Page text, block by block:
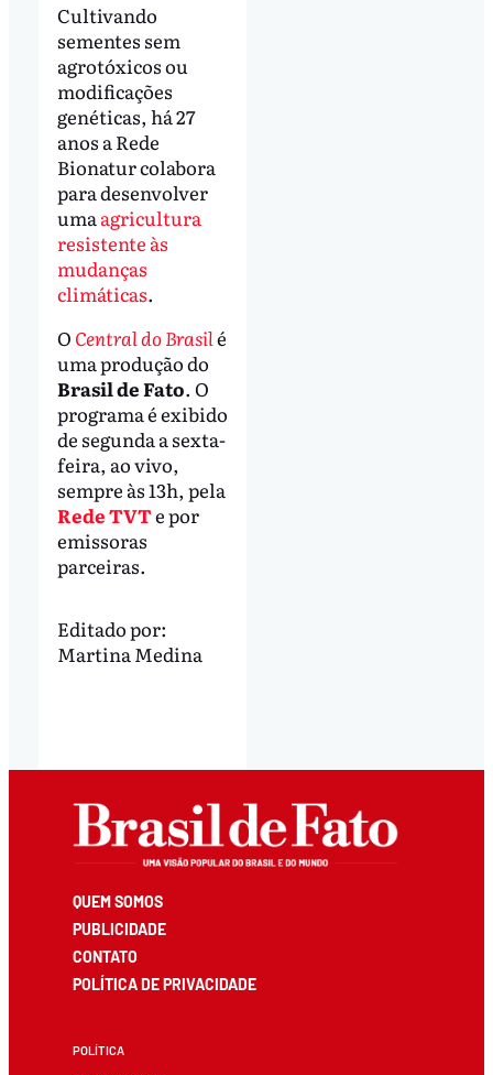
Cultivando
sementes sem
agrotóxicos ou
modificações
genéticas, há 27
anos a Rede
Bionatur colabora
para desenvolver
umaagricultura
resistente às
mudanças
climáticas.
O Central do Brasilé
uma produção do
Brasil de Fato. O
programa é exibido
de segunda a sexta-
feira, ao vivo,
sempre às 13h, pela
Rede TVTe por
emissoras
parceiras.
Editado por:
Martina Medina
QUEM SOMOS
PUBLICIDADE
CONTATO
POLÍTICA DE PRIVACIDADE
POLÍTICA